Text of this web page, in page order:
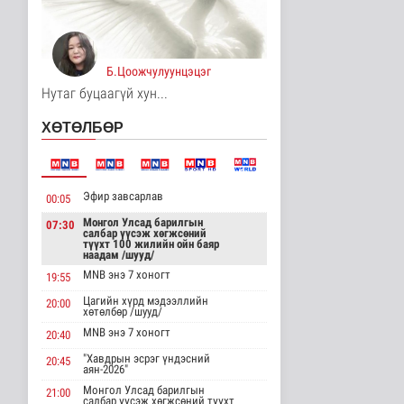
Явуулын төрийн
үйлчилгээгээр иргэд
жолооны болон..
Нийгэм 9 цагийн өмнө
Танин мэдэхүй
9 цаг 11 минутын өмнө
МҮОНРТ-ийн Үндэсний
зөвлөлийн даргаар
Н.Монсор д..
Нийгэм
9 цаг 15 минутын өмнө
АНУ полисиликон
бүтээгдэхүүнд 15
хувийн тариф но..
9 цаг 20 минутын өмнө
Торгоны замын цуваа
Б.Цоожчулуунцэцэг
Нутаг буцаагүй хун...
ХӨТӨЛБӨР
00:05 Эфир завсарлав
07:30
Монгол Улсад барилгын
салбар үүсэж хөгжсөний
түүхт 100 жилийн ойн баяр
наадам /шууд/
19:55
MNB энэ 7 хоногт
20:00
Цагийн хүрд мэдээллийн
хөтөлбөр /шууд/
20:40
MNB энэ 7 хоногт
20:45
"Хавдрын эсрэг үндэсний
аян-2026"
21:00
Монгол Улсад барилгын
салбар үүсэж хөгжсөний түүхт